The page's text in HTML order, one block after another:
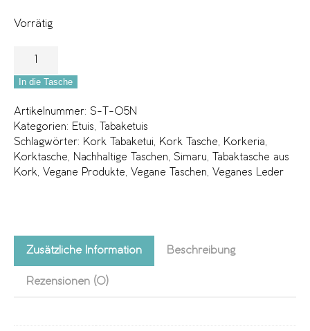
Vorrätig
In die Tasche
Artikelnummer: S-T-05N
Kategorien: Etuis
Tabaketuis
Schlagwörter: Kork Tabaketui Kork Tasche Korkeria
Korktasche
Nachhaltige Taschen Simaru
Tabaktasche aus
Kork
Vegane Produkte Vegane Taschen Veganes Leder
Zusätzliche Information Beschreibung
Rezensionen (0)